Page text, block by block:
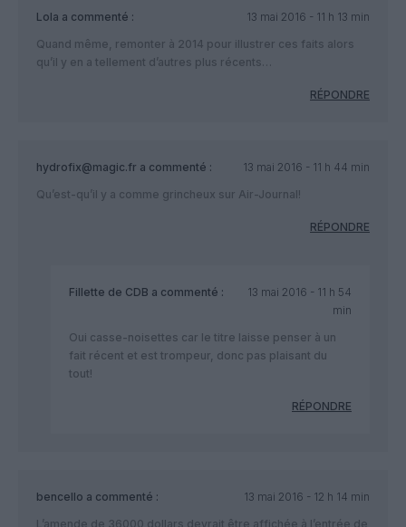
Lola a commenté :
13 mai 2016 - 11 h 13 min
Quand même, remonter à 2014 pour illustrer ces faits alors
qu’il y en a tellement d’autres plus récents…
RÉPONDRE
hydrofix@magic.fr a commenté :
13 mai 2016 - 11 h 44 min
Qu’est-qu’il y a comme grincheux sur Air-Journal!
RÉPONDRE
Fillette de CDB a commenté :
13 mai 2016 - 11 h 54
min
Oui casse-noisettes car le titre laisse penser à un
fait récent et est trompeur, donc pas plaisant du
tout!
RÉPONDRE
bencello a commenté :
13 mai 2016 - 12 h 14 min
L’amende de 36000 dollars devrait être affichée à l’entrée de